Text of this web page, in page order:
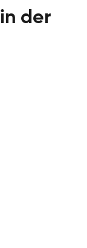
in der